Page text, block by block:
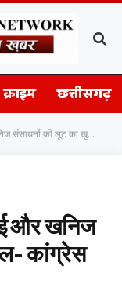
क्राइम छत्तीसगढ़
की लूट का खुला खेल- कांग्रेस
और खनिज
कांग्रेस